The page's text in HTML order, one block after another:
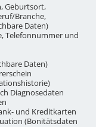
Geburtsort,
Branche,
Daten)
Telefonnummer und
Daten)
Diagnosedaten
und Kreditkarten
(Bonitätsdaten